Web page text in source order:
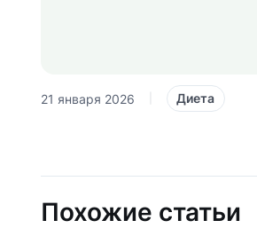
21 января 2026 Диета
Похожие статьи